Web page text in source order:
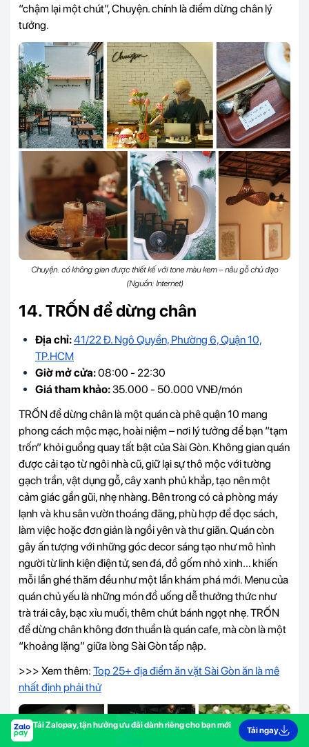
Tải Zalopay, tận hưởng ưu đãi dành riêng cho bạn mới
Tải ngay
“chậm lại một chút”, Chuyện. chính là điểm dừng chân lý
tưởng.
Chuyện. có không gian được thiết kế với tone màu kem – nâu gỗ chủ đạo
(Nguồn: Internet)
14. TRỐN để dừng chân
Địa chỉ:41/22 Đ. Ngô Quyền, Phường 6, Quận 10,
TP.HCM
Giờ mở cửa:08:00 - 22:30
Giá tham khảo:35.000 - 50.000 VNĐ/món
TRỐN để dừng chân là một quán cà phê quận 10 mang
phong cách mộc mạc, hoài niệm – nơi lý tưởng để bạn “tạm
trốn” khỏi guồng quay tất bật của Sài Gòn. Không gian quán
được cải tạo từ ngôi nhà cũ, giữ lại sự thô mộc với tường
gạch trần, vật dụng gỗ, cây xanh phủ khắp, tạo nên một
cảm giác gần gũi, nhẹ nhàng. Bên trong có cả phòng máy
lạnh và khu sân vườn thoáng đãng, phù hợp để đọc sách,
làm việc hoặc đơn giản là ngồi yên và thư giãn. Quán còn
gây ấn tượng với những góc decor sáng tạo như mô hình
người từ linh kiện điện tử, sen đá, đồ gốm nhỏ xinh… khiến
mỗi lần ghé thăm đều như một lần khám phá mới. Menu của
quán chủ yếu là những món đồ uống dễ thưởng thức như
trà trái cây, bạc xỉu muối, thêm chút bánh ngọt nhẹ. TRỐN
để dừng chân không đơn thuần là quán cafe, mà còn là một
“khoảng lặng” giữa lòng Sài Gòn tấp nập.
>>> Xem thêm: Top 25+ địa điểm ăn vặt Sài Gòn ăn là mê
nhất định phải thử